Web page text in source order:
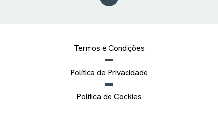
Termos e Condições
Política de Privacidade
Política de Cookies